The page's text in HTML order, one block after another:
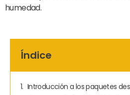
humedad.
Índice
Introducción a los paquetes